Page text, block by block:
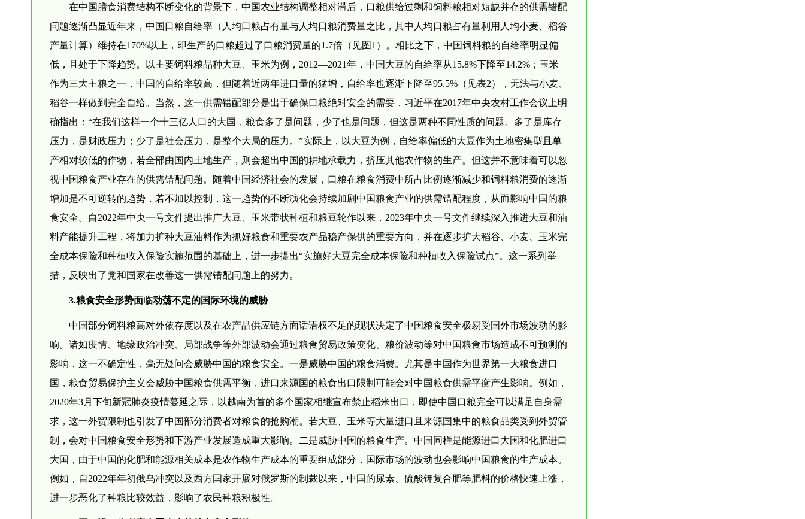
在中国膳食消费结构不断变化的背景下，中国农业结构调整相对滞后，口粮供给过剩和饲料粮相对短缺并存的供需错配
问题逐渐凸显近年来，中国口粮自给率（人均口粮占有量与人均口粮消费量之比，其中人均口粮占有量利用人均小麦、稻谷
产量计算）维持在170%以上，即生产的口粮超过了口粮消费量的1.7倍（见图1）。相比之下，中国饲料粮的自给率明显偏
低，且处于下降趋势。以主要饲料粮品种大豆、玉米为例，2012—2021年，中国大豆的自给率从15.8%下降至14.2%；玉米
作为三大主粮之一，中国的自给率较高，但随着近两年进口量的猛增，自给率也逐渐下降至95.5%（见表2），无法与小麦、
稻谷一样做到完全自给。当然，这一供需错配部分是出于确保口粮绝对安全的需要，习近平在2017年中央农村工作会议上明
确指出：“在我们这样一个十三亿人口的大国，粮食多了是问题，少了也是问题，但这是两种不同性质的问题。多了是库存
压力，是财政压力；少了是社会压力，是整个大局的压力。”实际上，以大豆为例，自给率偏低的大豆作为土地密集型且单
产相对较低的作物，若全部由国内土地生产，则会超出中国的耕地承载力，挤压其他农作物的生产。但这并不意味着可以忽
视中国粮食产业存在的供需错配问题。随着中国经济社会的发展，口粮在粮食消费中所占比例逐渐减少和饲料粮消费的逐渐
增加是不可逆转的趋势，若不加以控制，这一趋势的不断演化会持续加剧中国粮食产业的供需错配程度，从而影响中国的粮
食安全。自2022年中央一号文件提出推广大豆、玉米带状种植和粮豆轮作以来，2023年中央一号文件继续深入推进大豆和油
料产能提升工程，将加力扩种大豆油料作为抓好粮食和重要农产品稳产保供的重要方向，并在逐步扩大稻谷、小麦、玉米完
全成本保险和种植收入保险实施范围的基础上，进一步提出“实施好大豆完全成本保险和种植收入保险试点”。这一系列举
措，反映出了党和国家在改善这一供需错配问题上的努力。
3.粮食安全形势面临动荡不定的国际环境的威胁
中国部分饲料粮高对外依存度以及在农产品供应链方面话语权不足的现状决定了中国粮食安全极易受国外市场波动的影
响。诸如疫情、地缘政治冲突、局部战争等外部波动会通过粮食贸易政策变化、粮价波动等对中国粮食市场造成不可预测的
影响，这一不确定性，毫无疑问会威胁中国的粮食安全。一是威胁中国的粮食消费。尤其是中国作为世界第一大粮食进口
国，粮食贸易保护主义会威胁中国粮食供需平衡，进口来源国的粮食出口限制可能会对中国粮食供需平衡产生影响。例如，
2020年3月下旬新冠肺炎疫情蔓延之际，以越南为首的多个国家相继宣布禁止稻米出口，即使中国口粮完全可以满足自身需
求，这一外贸限制也引发了中国部分消费者对粮食的抢购潮。若大豆、玉米等大量进口且来源国集中的粮食品类受到外贸管
制，会对中国粮食安全形势和下游产业发展造成重大影响。二是威胁中国的粮食生产。中国同样是能源进口大国和化肥进口
大国，由于中国的化肥和能源相关成本是农作物生产成本的重要组成部分，国际市场的波动也会影响中国粮食的生产成本。
例如，自2022年年初俄乌冲突以及西方国家开展对俄罗斯的制裁以来，中国的尿素、硫酸钾复合肥等肥料的价格快速上涨，
进一步恶化了种粮比较效益，影响了农民种粮积极性。